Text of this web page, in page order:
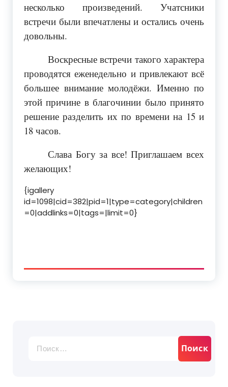
несколько произведений. Учатсники
встречи были впечатлены и остались очень
довольны.
Воскресные встречи такого характера
проводятся еженедельно и привлекают всё
большее внимание молодёжи. Именно по
этой причине в благочинии было принято
решение разделить их по времени на 15 и
18 часов.
Слава Богу за все! Приглашаем всех
желающих!
{igallery
id=1098|cid=382|pid=1|type=category|children
=0|addlinks=0|tags=|limit=0}